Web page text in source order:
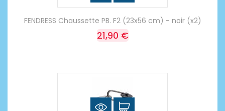
FENDRESS Chaussette PB. F2 (23x56 cm) - noir (x2)
21,90 €